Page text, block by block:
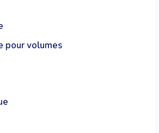
pour volumes